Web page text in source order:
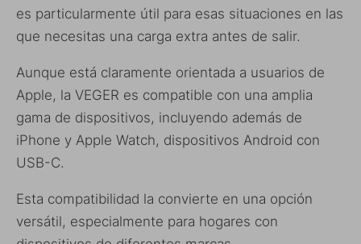
es particularmente útil para esas situaciones en las
que necesitas una carga extra antes de salir.
Aunque está claramente orientada a usuarios de
Apple, la VEGER es compatible con una amplia
gama de dispositivos, incluyendo además de
iPhone y Apple Watch, dispositivos Android con
USB-C.
Esta compatibilidad la convierte en una opción
versátil, especialmente para hogares con